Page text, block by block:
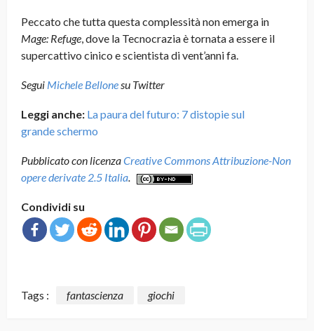
Peccato che tutta questa complessità non emerga in
Mage: Refuge, dove la Tecnocrazia è tornata a essere il
supercattivo cinico e scientista di vent’anni fa.
Segui Michele Bellonesu Twitter
Leggi anche: La paura del futuro: 7 distopie sul
grande schermo
Pubblicato con licenzaCreative Commons Attribuzione-Non
opere derivate 2.5 Italia.
Condividi su
Tags : fantascienza giochi